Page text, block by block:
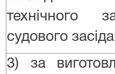
технічного
судового
3) за